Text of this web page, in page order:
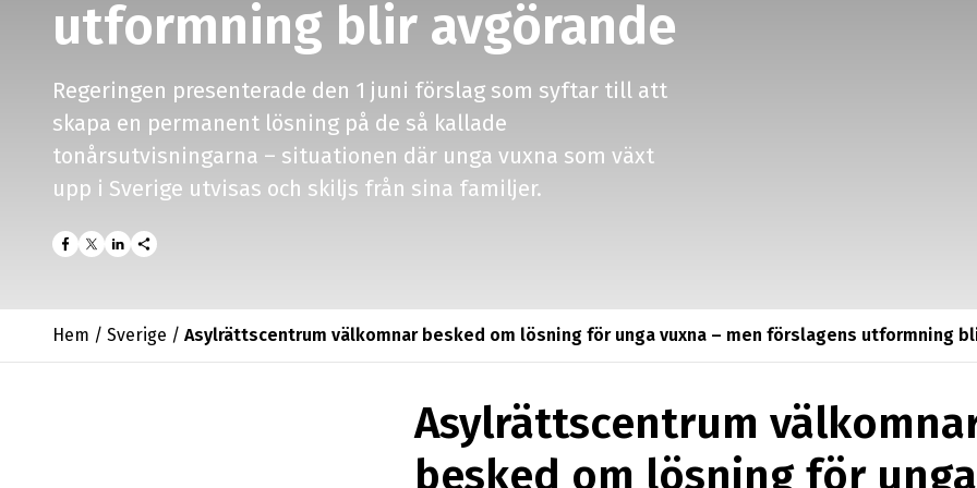
Utbildningar
Nyhetsbrev
utformning blir avgörande
Regeringen presenterade den 1 juni förslag som syftar till att
skapa en permanent lösning på de så kallade
tonårsutvisningarna – situationen där unga vuxna som växt
upp i Sverige utvisas och skiljs från sina familjer.
share
Hem / Sverige / Asylrättscentrum välkomnar besked om lösning för unga vuxna – men förslagens utformning
Asylrättscentrum
besked om lösning för unga